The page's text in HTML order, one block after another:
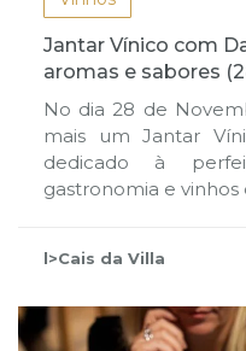
Jantar Vínico com
aromas e sabores
No dia 28 de
mais um Jantar
dedicado à
gastronomia e vinhos
l>Cais da Villa